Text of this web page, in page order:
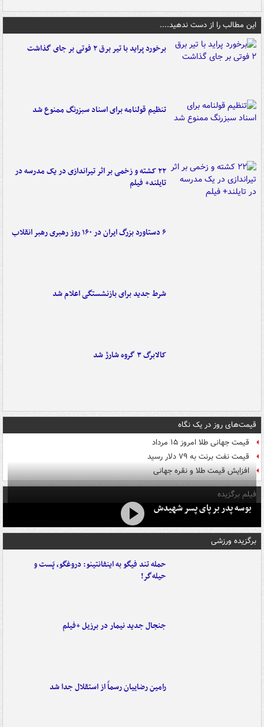
این مطالب را از دست ندهید....
برخورد پراید با تیر برق ۲ فوتی بر جای گذاشت
تنظیم قولنامه برای اسناد سبزرنگ ممنوع شد
۲۲ کشته و زخمی بر اثر تیراندازی در یک مدرسه در
تایلند+ فیلم
۶ دستاورد بزرگ ایران در ۱۶۰ روز رهبری رهبر انقلاب
شرط جدید برای بازنشستگی اعلام شد
کالابرگ ۳ گروه شارژ شد
قیمت‌های روز در یک نگاه
قیمت جهانی طلا امروز ۱۵ مرداد
قیمت نفت برنت به ۷۹ دلار رسید
افزایش قیمت طلا و نقره جهانی
فیلم برگزیده
بوسه‌ پدر بر پای پسر شهیدش
برگزیده ورزشی
حمله تند فیگو به اینفانتینو: دروغگو، پَست‌ و
حیله‌گر!
جنجال جدید نیمار در برزیل +فیلم
رامین رضاییان رسماً از استقلال جدا شد